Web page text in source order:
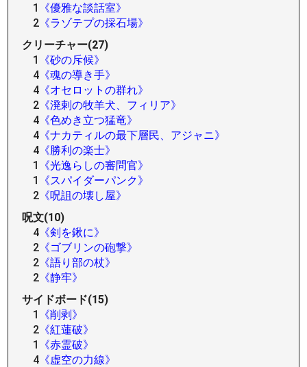
1
《優雅な談話室》
2 《ラゾテプの採石場》
クリーチャー(27)
1
《砂の斥候》
4 《魂の導き手》
4 《オセロットの群れ》
2 《溌剌の牧羊犬、フィリア》
4 《色めき立つ猛竜》
4 《ナカティルの最下層民、アジャニ》
4 《勝利の楽士》
1
《光逸らしの審問官》
1
《スパイダーパンク》
2 《呪詛の壊し屋》
呪文(10)
4 《剣を鍬に》
2 《ゴブリンの砲撃》
2 《語り部の杖》
2 《静牢》
サイドボード(15)
1
《削剥》
2 《紅蓮破》
1
《赤霊破》
4 《虚空の力線》